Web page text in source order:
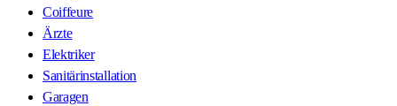
Coiffeure
Ärzte
Elektriker
Sanitärinstallation
Garagen